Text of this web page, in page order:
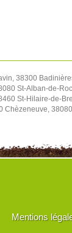
38300
St-Alban-de-
St-Hilaire-de-
Chèzeneuve,
Mentions